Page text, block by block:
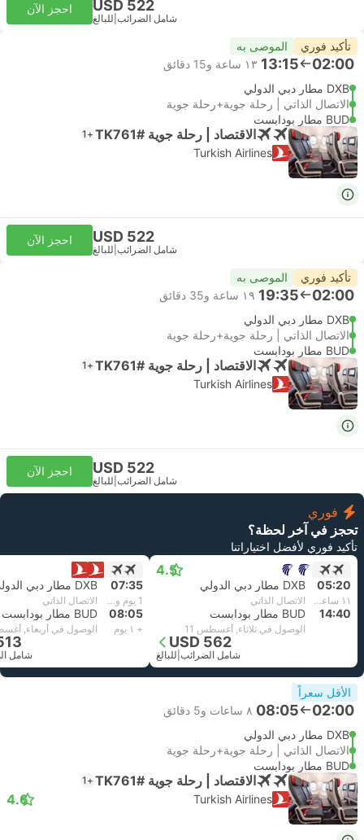
USD 522
شامل الضرائب للبالغ
احجز الآن
تأكيد فوري الموصى به
02:00
13:15 ١٣ ساعة و‫15 دقائق
DXB مطار دبي الدولي
الاتصال الذاتي | رحلة جوية+رحلة جوية
BUD مطار بودابست
الاقتصاد | رحلة جوية #TK761 +1
Turkish Airlines
USD 522
شامل الضرائب للبالغ
احجز الآن
تأكيد فوري الموصى به
02:00
19:35 ١٩ ساعة و‫35 دقائق
DXB مطار دبي الدولي
الاتصال الذاتي | رحلة جوية+رحلة جوية
BUD مطار بودابست
الاقتصاد | رحلة جوية #TK761 +1
Turkish Airlines
USD 522
شامل الضرائب للبالغ
احجز الآن
فوري
تحجز في آخر لحظة؟
تأكيد فوري لأفضل اختياراتنا
4.5
05:20 DXB مطار دبي الدولي
١١ ساعة و‫20 دقائق الاتصال الذاتي
14:40 BUD مطار بودابست
الوصول في ثلاثاء, أغسطس 11
USD 562
شامل الضرائب للبالغ
07:35 DXB مطار دبي الدولي
1 يوم و٢ ساعة و‫30 دقائق الاتصال الذاتي
08:05 BUD مطار بودابست
+ ١ يوم الوصول في أربعاء,
شامل
الأقل سعراً
02:00
08:05 ٨ ساعات و‫5 دقائق
DXB مطار دبي الدولي
الاتصال الذاتي | رحلة جوية+رحلة جوية
BUD مطار بودابست
الاقتصاد | رحلة جوية #TK761 +1
Turkish Airlines
4.6